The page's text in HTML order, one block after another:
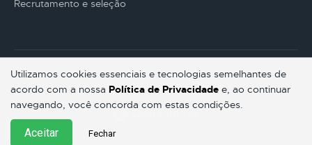
Utilizamos cookies essenciais e tecnologias semelhantes de
acordo com a nossa Política de Privacidade e, ao continuar
navegando, você concorda com estas condições.
Aceitar Fechar
Recrutamento e seleção
© Gestaum Lab ® Todos os direitos reservados.